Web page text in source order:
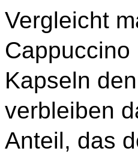
Vergleicht
Kapseln
verbleiben
Anteil, das